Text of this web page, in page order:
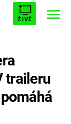
ŽIVĚ
traileru